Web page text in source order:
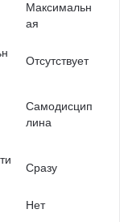
Максимальн
ая
Отсутствует
Самодисцип
лина
Сразу
Нет